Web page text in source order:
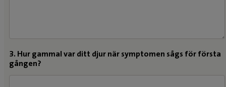
3. Hur gammal var ditt djur när symptomen sågs för första
gången?